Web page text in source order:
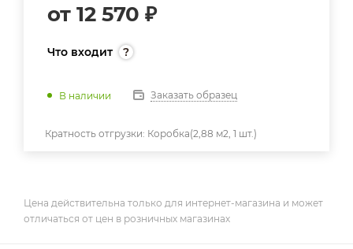
от 12 570 ₽
Что входит
В наличии Заказать образец
Кратность отгрузки: Коробка(2,88 м2, 1 шт.)
Цена действительна только для интернет-магазина и может
отличаться от цен в розничных магазинах